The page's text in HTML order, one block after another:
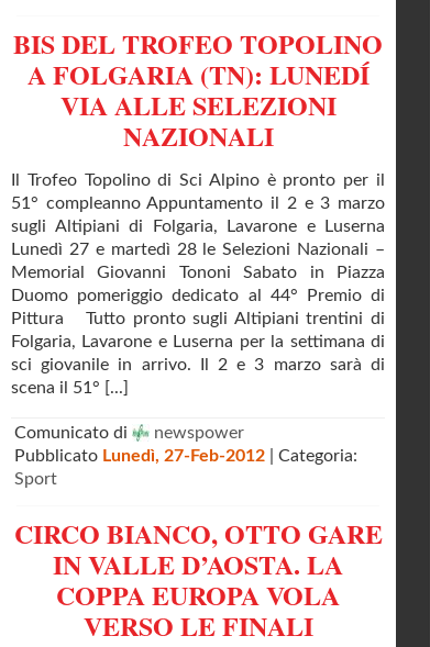
BIS DEL TROFEO TOPOLINO
A FOLGARIA (TN): LUNEDÍ
VIA ALLE SELEZIONI
NAZIONALI
Il Trofeo Topolino di Sci Alpino è pronto per il
51° compleanno Appuntamento il 2 e 3 marzo
sugli Altipiani di Folgaria, Lavarone e Luserna
Lunedì 27 e martedì 28 le Selezioni Nazionali –
Memorial Giovanni Tononi Sabato in Piazza
Duomo pomeriggio dedicato al 44° Premio di
Pittura Tutto pronto sugli Altipiani trentini di
Folgaria, Lavarone e Luserna per la settimana di
sci giovanile in arrivo. Il 2 e 3 marzo sarà di
scena il 51° [...]
Comunicato di
newspower
Pubblicato Lunedì, 27-Feb-2012 | Categoria:
Sport
CIRCO BIANCO, OTTO GARE
IN VALLE D’AOSTA. LA
COPPA EUROPA VOLA
VERSO LE FINALI